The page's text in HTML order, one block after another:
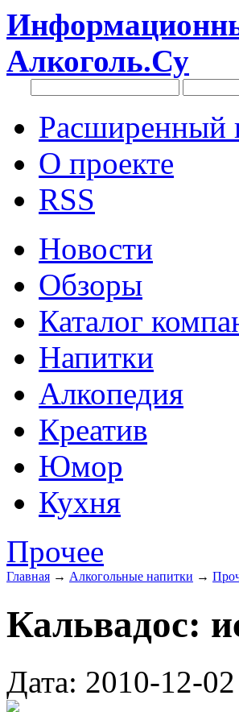
Алкоголь.Су
Расширенный
О проекте
RSS
Новости
Обзоры
Каталог
Напитки
Алкопедия
Креатив
Юмор
Кухня
Прочее
Главная → Алкогольные напитки →
Кальвадос:
Дата: 2010-12-